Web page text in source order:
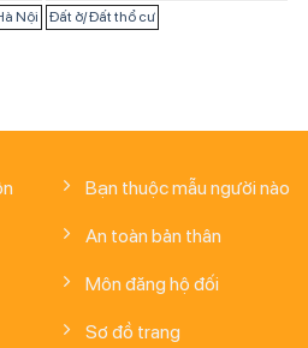
Nội Đất ở/ Đất thổ cư
Bạn thuộc mẫu người nào
An toàn bản thân
Môn đăng hộ đối
Sơ đồ trang